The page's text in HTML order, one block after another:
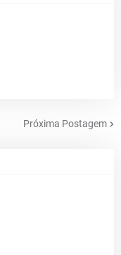
Próxima Postagem